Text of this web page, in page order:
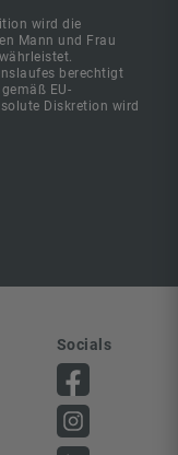
wird die
Mann und Frau
berechtigt
EU-
Diskretion wird
Socials